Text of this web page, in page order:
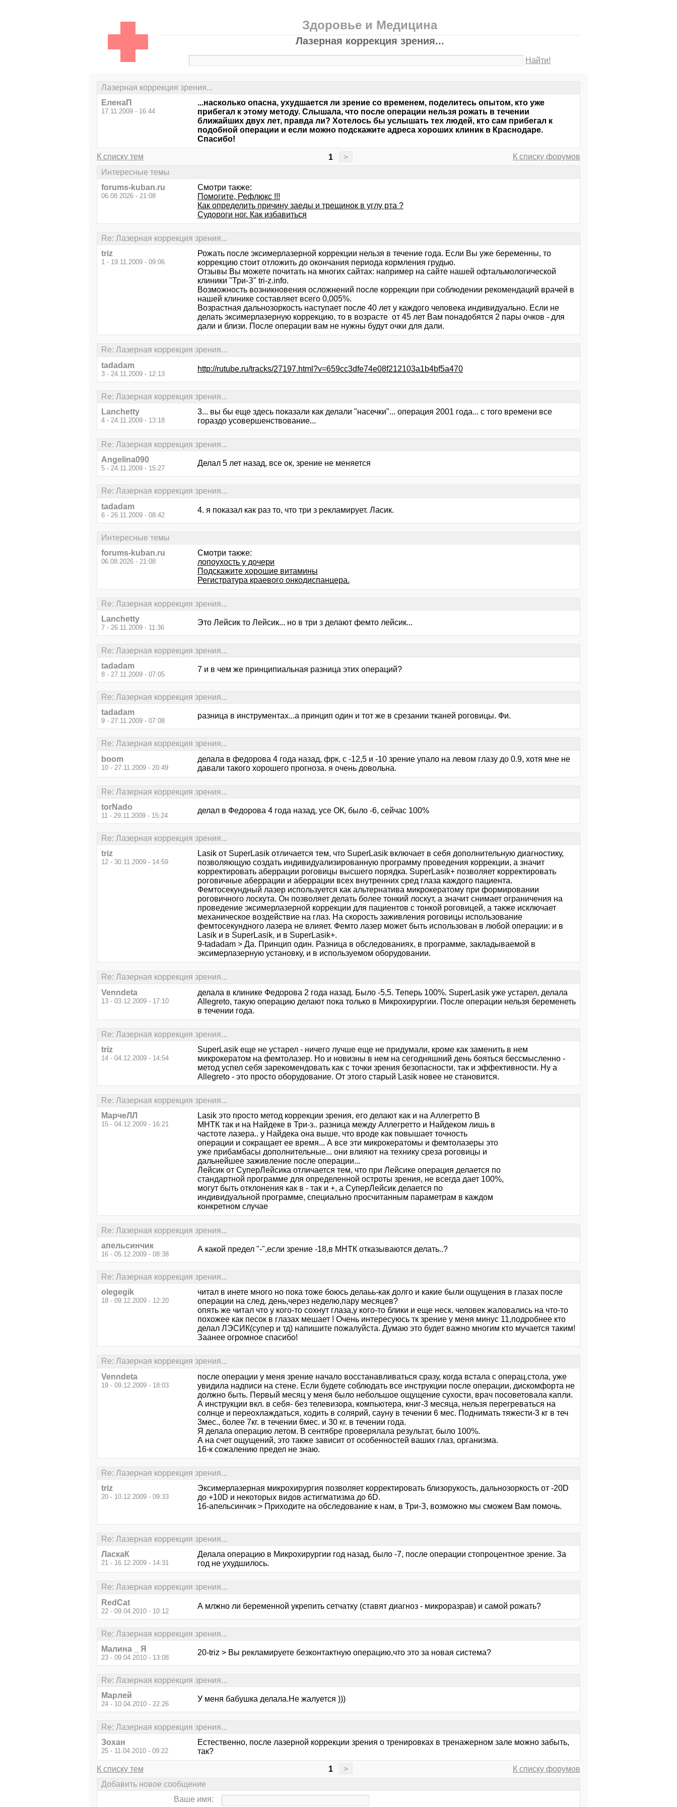
Здоровье и Медицина
Лазерная коррекция зрения...
Найти!
Лазерная коррекция зрения...
ЕленаП
17.11.2009 - 16:44
...насколько опасна, ухудшается ли зрение со временем, поделитесь опытом, кто уже
прибегал к этому методу. Слышала, что после операции нельзя рожать в течении
ближайших двух лет, правда ли? Хотелось бы услышать тех людей, кто сам прибегал к
подобной операции и если можно подскажите адреса хороших клиник в Краснодаре.
Спасибо!
К списку тем 1 >
К списку форумов
Интересные темы
forums-kuban.ru
06.08.2026 - 21:08
Смотри также:
Помогите, Рефлюкс !!!
Как определить причину заеды и трещинок в углу рта ?
Судороги ног. Как избавиться
Re: Лазерная коррекция зрения...
triz
1 - 19.11.2009 - 09:06
Рожать после эксимерлазерной коррекции нельзя в течение года. Если Вы уже беременны, то
коррекцию стоит отложить до окончания периода кормления грудью.
Отзывы Вы можете почитать на многих сайтах: например на сайте нашей офтальмологической
клиники "Три-З" tri-z.info.
Возможность возникновения осложнений после коррекции при соблюдении рекомендаций врачей в
нашей клинике составляет всего 0,005%.
Возрастная дальнозоркость наступает после 40 лет у каждого человека индивидуально. Если не
делать эксимерлазерную коррекцию, то в возрасте от 45 лет Вам понадобятся 2 пары очков - для
дали и близи. После операции вам не нужны будут очки для дали.
Re: Лазерная коррекция зрения...
tadadam
3 - 24.11.2009 - 12:13
http://rutube.ru/tracks/27197.html?v=659cc3dfe74e08f212103a1b4bf5a470
Re: Лазерная коррекция зрения...
Lanchetty
4 - 24.11.2009 - 13:18
3... вы бы еще здесь показали как делали "насечки"... операция 2001 года... с того времени все
гораздо усовершенствование...
Re: Лазерная коррекция зрения...
Angelina090
5 - 24.11.2009 - 15:27
Делал 5 лет назад, все ок, зрение не меняется
Re: Лазерная коррекция зрения...
tadadam
6 - 26.11.2009 - 08:42
4. я показал как раз то, что три з рекламирует. Ласик.
Интересные темы
forums-kuban.ru
06.08.2026 - 21:08
Смотри также:
лопоухость у дочери
Подскажите хорошие витамины
Регистратура краевого онкодиспанцера.
Re: Лазерная коррекция зрения...
Lanchetty
7 - 26.11.2009 - 11:36
Это Лейсик то Лейсик... но в три з делают фемто лейсик...
Re: Лазерная коррекция зрения...
tadadam
8 - 27.11.2009 - 07:05
7 и в чем же принципиальная разница этих операций?
Re: Лазерная коррекция зрения...
tadadam
9 - 27.11.2009 - 07:08
разница в инструментах...а принцип один и тот же в срезании тканей роговицы. Фи.
Re: Лазерная коррекция зрения...
boom
10 - 27.11.2009 - 20:49
делала в федорова 4 года назад, фрк, с -12,5 и -10 зрение упало на левом глазу до 0.9, хотя мне не
давали такого хорошего прогноза. я очень довольна.
Re: Лазерная коррекция зрения...
torNado
11 - 29.11.2009 - 15:24
делал в Федорова 4 года назад, усе ОК, было -6, сейчас 100%
Re: Лазерная коррекция зрения...
triz
12 - 30.11.2009 - 14:59
Lasik от SuperLasik отличается тем, что SuperLasik включает в себя дополнительную диагностику,
позволяющую создать индивидуализированную программу проведения коррекции, а значит
корректировать аберрации роговицы высшего порядка. SuperLasik+ позволяет корректировать
роговичные аберрации и аберрации всех внутренних сред глаза каждого пациента.
Фемтосекундный лазер используется как альтернатива микрокератому при формировании
роговичного лоскута. Он позволяет делать более тонкий лоскут, а значит снимает ограничения на
проведение эксимерлазерной коррекции для пациентов с тонкой роговицей, а также исключает
механическое воздействие на глаз. На скорость заживления роговицы использование
фемтосекундного лазера не влияет. Фемто лазер может быть использован в любой операции: и в
Lasik и в SuperLasik, и в SuperLasik+.
9-tadadam > Да. Принцип один. Разница в обследованиях, в программе, закладываемой в
эксимерлазерную установку, и в используемом оборудовании.
Re: Лазерная коррекция зрения...
Venndeta
13 - 03.12.2009 - 17:10
делала в клинике Федорова 2 года назад. Было -5,5. Теперь 100%. SuperLasik уже устарел, делала
Allegreto, такую операцию делают пока только в Микрохирургии. После операции нельзя беременеть
в течении года.
Re: Лазерная коррекция зрения...
triz
14 - 04.12.2009 - 14:54
SuperLasik еще не устарел - ничего лучше еще не придумали, кроме как заменить в нем
микрокератом на фемтолазер. Но и новизны в нем на сегодняшний день бояться бессмысленно -
метод успел себя зарекомендовать как с точки зрения безопасности, так и эффективности. Ну а
Allegreto - это просто оборудование. От этого старый Lasik новее не становится.
Re: Лазерная коррекция зрения...
МарчеЛЛ
15 - 04.12.2009 - 16:21
Lasik это просто метод коррекции зрения, его делают как и на Аллегретто В
МНТК так и на Найдеке в Три-з.. разница между Аллегретто и Найдеком лишь в
частоте лазера.. у Найдека она выше, что вроде как повышает точность
операции и сокращает ее время... А все эти микрокератомы и фемтолазеры это
уже прибамбасы дополнительные... они влияют на технику среза роговицы и
дальнейшее заживление после операции...
Лейсик от СуперЛейсика отличается тем, что при Лейсике операция делается по
стандартной программе для определенной остроты зрения, не всегда дает 100%,
могут быть отклонения как в - так и +, а СуперЛейсик делается по
индивидуальной программе, специально просчитанным параметрам в каждом
конкретном случае
Re: Лазерная коррекция зрения...
апельсинчик
16 - 05.12.2009 - 08:38
А какой предел "-",если зрение -18,в МНТК отказываются делать..?
Re: Лазерная коррекция зрения...
olegegik
18 - 09.12.2009 - 12:20
читал в инете много но пока тоже боюсь делаьь-как долго и какие были ощущения в глазах после
операции на след. день,через неделю,пару месяцев?
опять же читал что у кого-то сохнут глаза,у кого-то блики и еще неск. человек жаловались на что-то
похожее как песок в глазах мешает ! Очень интересуюсь тк зрение у меня минус 11,подробнее кто
делал ЛЭСИК(супер и тд) напишите пожалуйста. Думаю это будет важно многим кто мучается таким!
Заанее огромное спасибо!
Re: Лазерная коррекция зрения...
Venndeta
19 - 09.12.2009 - 18:03
после операции у меня зрение начало восстанавливаться сразу, когда встала с операц.стола, уже
увидила надписи на стене. Если будете соблюдать все инструкции после операции, дискомфорта не
должно быть. Первый месяц у меня было небольшое ощущение сухости, врач посоветовала капли.
А инструкции вкл. в себя- без телевизора, компьютера, книг-3 месяца, нельзя перегреваться на
солнце и переохлаждаться, ходить в солярий, сауну в течении 6 мес. Поднимать тяжести-3 кг в теч
3мес., более 7кг. в течении 6мес. и 30 кг. в течении года.
Я делала операцию летом. В сентябре проверялала результат, было 100%.
А на счет ощущений, это также зависит от особенностей ваших глаз, организма.
16-к сожалению предел не знаю.
Re: Лазерная коррекция зрения...
triz
20 - 10.12.2009 - 09:33
Эксимерлазерная микрохирургия позволяет корректировать близорукость, дальнозоркость от -20D
до +10D и некоторых видов астигматизма до 6D.
16-апельсинчик > Приходите на обследование к нам, в Три-З, возможно мы сможем Вам помочь.
Re: Лазерная коррекция зрения...
ЛаскаК
21 - 16.12.2009 - 14:31
Делала операцию в Микрохирургии год назад, было -7, после операции стопроцентное зрение. За
год не ухудшилось.
Re: Лазерная коррекция зрения...
RedCat
22 - 09.04.2010 - 10:12
А млжно ли беременной укрепить сетчатку (ставят диагноз - микроразрав) и самой рожать?
Re: Лазерная коррекция зрения...
Малина _ Я
23 - 09.04.2010 - 13:08
20-triz > Вы рекламируете безконтактную операцию,что это за новая система?
Re: Лазерная коррекция зрения...
Марлей
24 - 10.04.2010 - 22:26
У меня бабушка делала.Не жалуется )))
Re: Лазерная коррекция зрения...
Зохан
25 - 11.04.2010 - 09:22
Естественно, после лазерной коррекции зрения о тренировках в тренажерном зале можно забыть,
так?
К списку тем 1 >
К списку форумов
Добавить новое сообщение
Ваше имя: